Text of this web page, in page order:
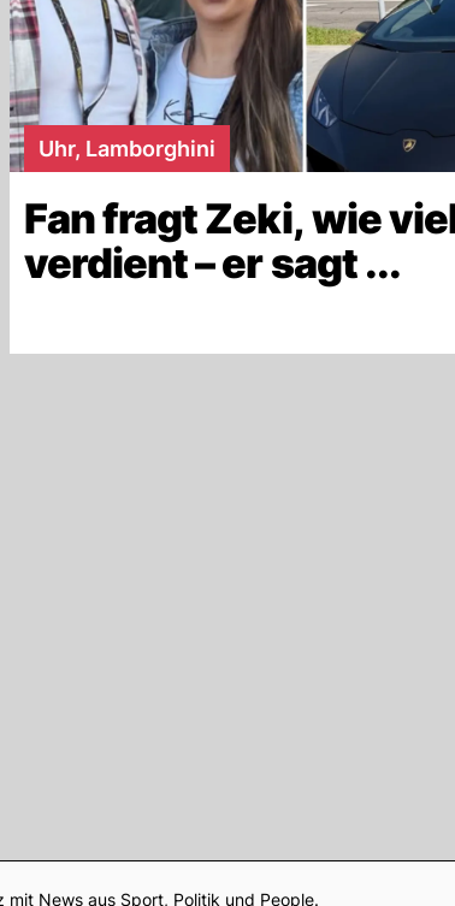
Uhr, Lamborghini
Fan fragt Zeki, wie
verdient – er sagt ...
veröffentlicht:
Footer
News aus Sport, Politik und People.